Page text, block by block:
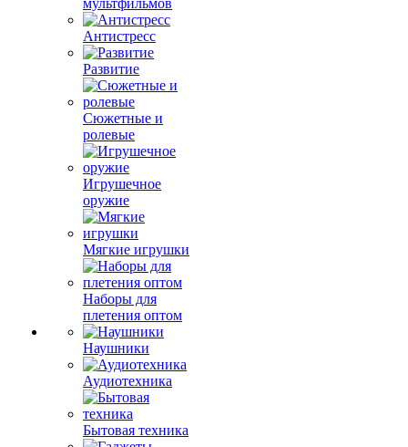
мультфильмов
Антистресс
Развитие
Сюжетные и
ролевые
Игрушечное
оружие
Мягкие игрушки
Наборы для
плетения оптом
Наушники
Аудиотехника
Бытовая техника